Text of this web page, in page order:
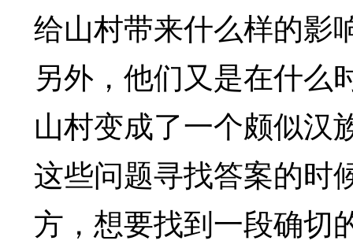
给山村带来什么样的影
另外，他们又是在什么
山村变成了一个颇似汉
这些问题寻找答案的时
方，想要找到一段确切